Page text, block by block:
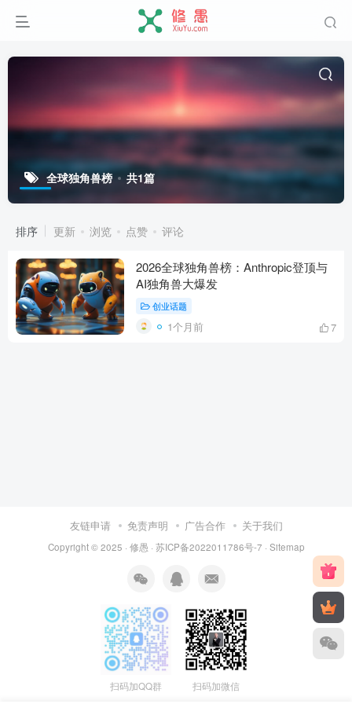
全球独角兽榜 共1篇
排序 更新 浏览 点赞 评论
2026全球独角兽榜：Anthropic登顶与
AI独角兽大爆发
创业话题
1个月前 7
友链申请 免责声明 广告合作 关于我们
Copyright © 2025 · 修愚 · 苏ICP备2022011786号-7 · Sitemap
扫码加QQ群 扫码加微信